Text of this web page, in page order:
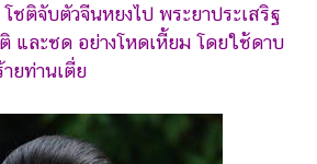
โชติจับตัวจีนหยงไป พระยาประเสริฐ
และชด อย่างโหดเหี้ยม โดยใช้ดาบ
ยท่านเตี่ย